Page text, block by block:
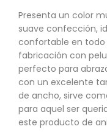
Presenta un color
suave confección,
confortable en
fabricación con
perfecto para
con un excelente
de ancho, sirve
para aquel ser
este producto de